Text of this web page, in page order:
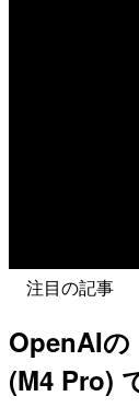
注目の記事
OpenAI
(M4 Pro)